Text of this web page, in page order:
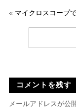
« マイクロスコープ
コメントを残す
メールアドレスが公